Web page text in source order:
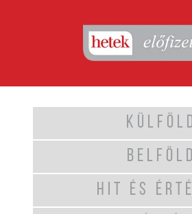
BELFÖLD
HIT ÉS